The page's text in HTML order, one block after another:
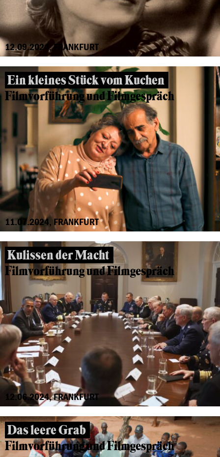
12.09.2024, FRANKFURT
Ein kleines Stück vom Kuchen
Filmvorführung und Filmgespräch
11.07.2024, FRANKFURT
Kulissen der Macht
Filmvorführung und Filmgespräch
12.06.2024, FRANKFURT
Das leere Grab
Filmvorführung und Filmgespräch